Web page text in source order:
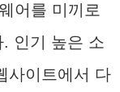
어를 미끼로
인기 높은 소
사이트에서 다